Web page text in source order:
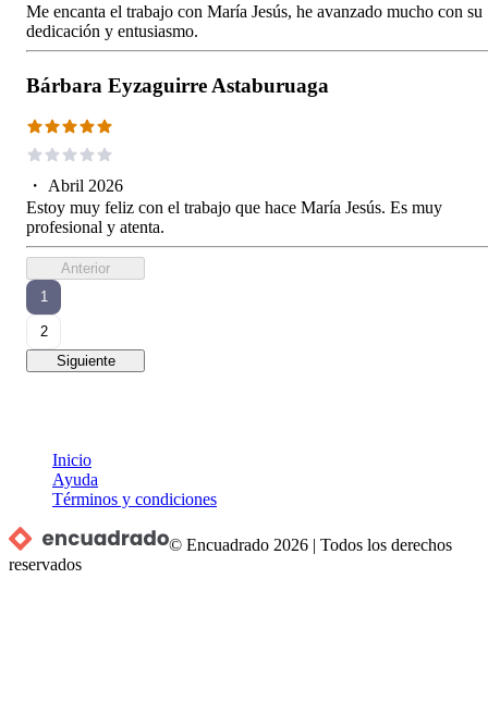
Me encanta el trabajo con María Jesús, he avanzado mucho con su
dedicación y entusiasmo.
Bárbara Eyzaguirre Astaburuaga
・ Abril 2026
Estoy muy feliz con el trabajo que hace María Jesús. Es muy
profesional y atenta.
Anterior
1
2
Siguiente
Inicio
Ayuda
Términos y condiciones
© Encuadrado 2026 |Todos los derechos
reservados